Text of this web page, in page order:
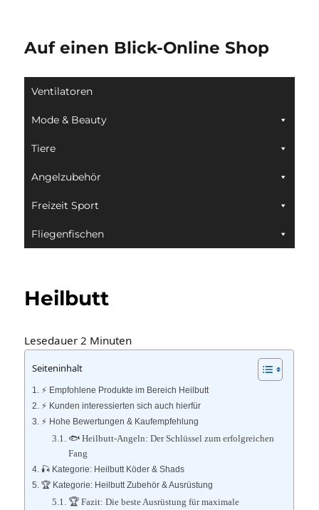
Auf einen Blick-Online Shop
Ventilatoren
Mode & Beauty
Tiere
Angelzubehör
Freizeit Sport
Fliegenfischen
Heilbutt
Lesedauer 2 Minuten
Seiteninhalt
⚡️ Empfohlene Produkte im Bereich Heilbutt
⚡️ Kunden interessierten sich auch hierfür
⚡️ Hohe Bewertungen & Kaufempfehlung
🐟 Heilbutt-Angeln: Der Schlüssel zum erfolgreichen
Fang
🎣 Kategorie: Heilbutt Köder & Shads
🏆 Kategorie: Heilbutt Zubehör & Ausrüstung
🏆 Fazit: Die beste Ausrüstung für maximale